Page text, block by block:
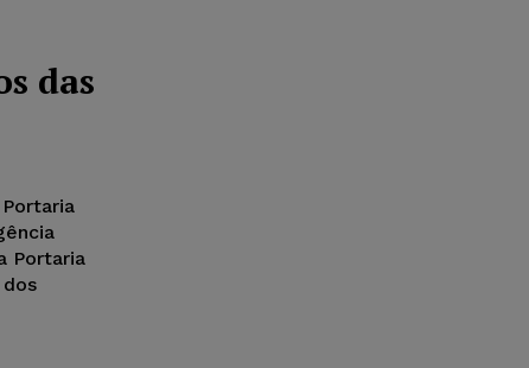
das
Portaria